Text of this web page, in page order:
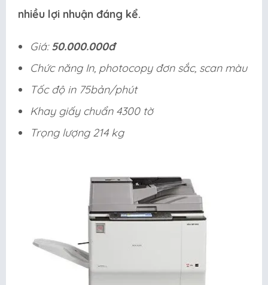
nhiều lợi nhuận đáng kể.
Giá:50.000.000đ
Chức năng In, photocopy đơn sắc, scan màu
Tốc độ in 75bản/phút
Khay giấy chuẩn 4300 tờ
Trọng lượng 214 kg